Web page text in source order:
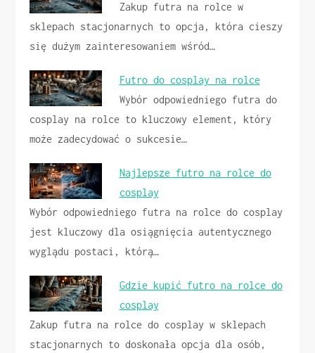
Zakup futra na rolce w
sklepach stacjonarnych to opcja, która cieszy
się dużym zainteresowaniem wśród…
Futro do cosplay na rolce
Wybór odpowiedniego futra do
cosplay na rolce to kluczowy element, który
może zadecydować o sukcesie…
Najlepsze futro na rolce do
cosplay
Wybór odpowiedniego futra na rolce do cosplay
jest kluczowy dla osiągnięcia autentycznego
wyglądu postaci, którą…
Gdzie kupić futro na rolce do
cosplay
Zakup futra na rolce do cosplay w sklepach
stacjonarnych to doskonała opcja dla osób,